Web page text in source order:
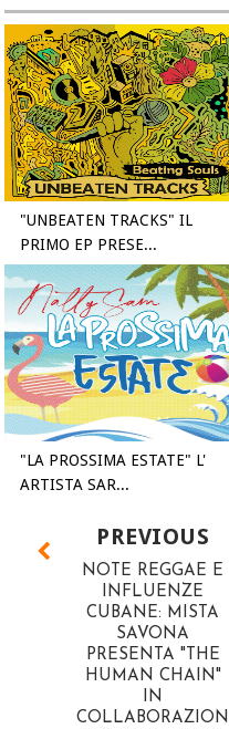
"UNBEATEN TRACKS" IL
PRIMO EP PRESE...
"LA PROSSIMA ESTATE" L'
ARTISTA SAR...
PREVIOUS
NOTE REGGAE E
INFLUENZE
CUBANE: MISTA
SAVONA
PRESENTA "THE
HUMAN CHAIN"
IN
COLLABORAZION